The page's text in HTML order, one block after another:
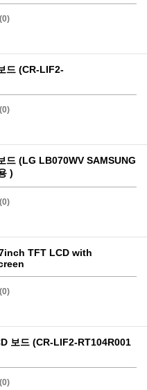
(0)
드 (CR-LIF2-
(0)
드 (LG LB070WV SAMSUNG
)
(0)
TFT LCD with
(0)
보드 (CR-LIF2-RT104R001
(0)